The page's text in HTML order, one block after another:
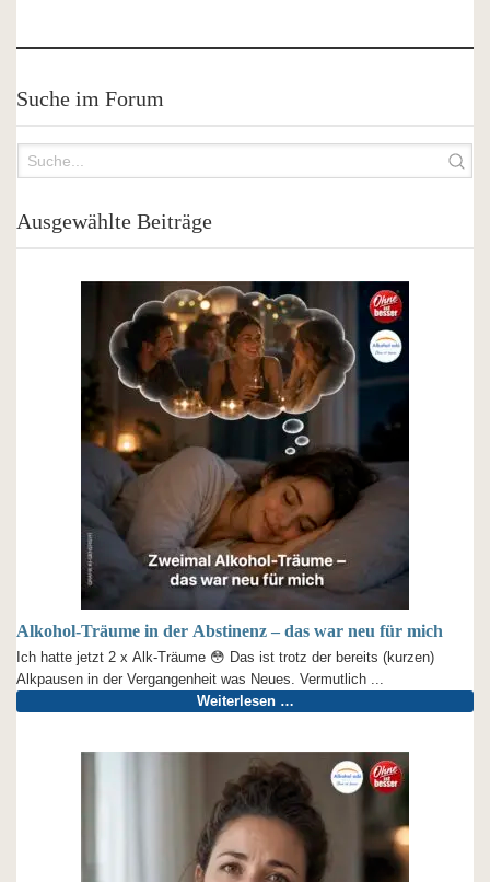
Suche im Forum
Ausgewählte Beiträge
Alkohol-Träume in der Abstinenz – das war neu für mich
Ich hatte jetzt 2 x Alk-Träume 😳 Das ist trotz der bereits (kurzen)
Alkpausen in der Vergangenheit was Neues. Vermutlich ...
Weiterlesen …